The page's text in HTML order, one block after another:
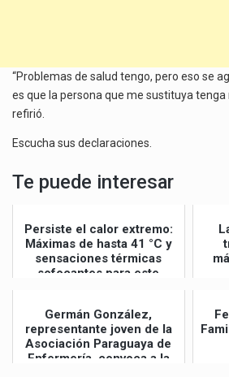
“Problemas de salud tengo, pero eso se
es que la persona que me sustituya tenga
refirió.
Escucha sus declaraciones.
Te puede interesar
Persiste el calor extremo:
Máximas de hasta 41 °C y
sensaciones térmicas
sofocantes para este
Germán González,
representante joven de la
Asociación Paraguaya de
Enfermería, convoca a la